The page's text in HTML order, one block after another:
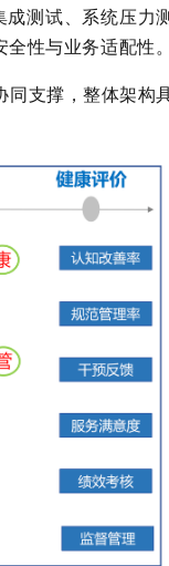
测试、系统压力
性与业务适配性。
同支撑，整体架构